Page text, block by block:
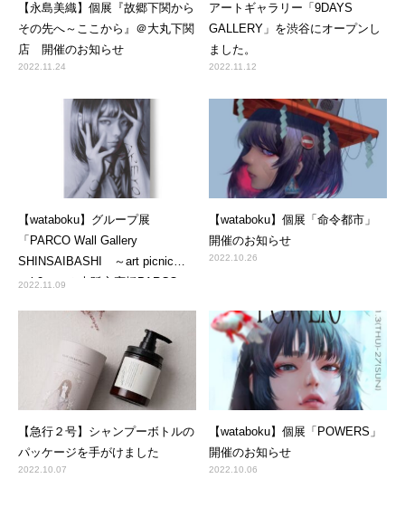
【永島美織】個展『故郷下関から
その先へ～ここから』＠大丸下関
店 開催のお知らせ
2022.11.24
アートギャラリー「9DAYS
GALLERY」を渋谷にオープンし
ました。
2022.11.12
【wataboku】グループ展
「PARCO Wall Gallery
SHINSAIBASHI ～art picnic
vol.2～」＠大阪心斎橋PARCO
2022.11.09
【wataboku】個展「命令都市」
開催のお知らせ
2022.10.26
【急行２号】シャンプーボトルの
パッケージを手がけました
2022.10.07
【wataboku】個展「POWERS」
開催のお知らせ
2022.10.06